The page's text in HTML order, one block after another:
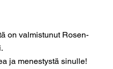
on valmistunut Rosen-
ja menestystä sinulle!